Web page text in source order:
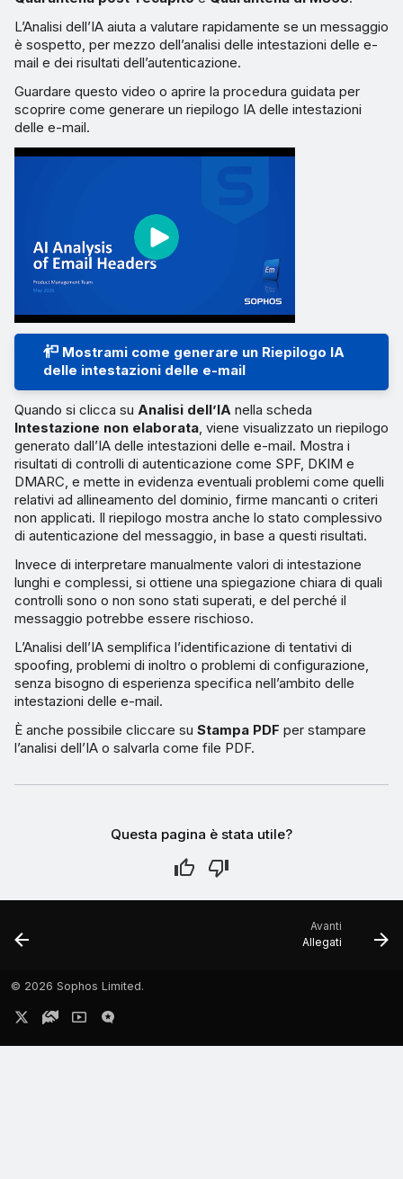
L’Analisi dell’IA aiuta a valutare rapidamente se un messaggio
è sospetto, per mezzo dell’analisi delle intestazioni delle e-
mail e dei risultati dell’autenticazione.
Guardare questo video o aprire la procedura guidata per
scoprire come generare un riepilogo IA delle intestazioni
delle e-mail.
Mostrami come generare un Riepilogo IA
delle intestazioni delle e-mail
Quando si clicca su Analisi dell’IA nella scheda
Intestazione non elaborata , viene visualizzato un riepilogo
generato dall’IA delle intestazioni delle e-mail. Mostra i
risultati di controlli di autenticazione come SPF, DKIM e
DMARC, e mette in evidenza eventuali problemi come quelli
relativi ad allineamento del dominio, firme mancanti o criteri
non applicati. Il riepilogo mostra anche lo stato complessivo
di autenticazione del messaggio, in base a questi risultati.
Invece di interpretare manualmente valori di intestazione
lunghi e complessi, si ottiene una spiegazione chiara di quali
controlli sono o non sono stati superati, e del perché il
messaggio potrebbe essere rischioso.
L’Analisi dell’IA semplifica l’identificazione di tentativi di
spoofing, problemi di inoltro o problemi di configurazione,
senza bisogno di esperienza specifica nell’ambito delle
intestazioni delle e-mail.
È anche possibile cliccare su Stampa PDF per stampare
l’analisi dell’IA o salvarla come file PDF.
Questa pagina è stata utile?
Avanti
Allegati
© 2026 Sophos Limited.